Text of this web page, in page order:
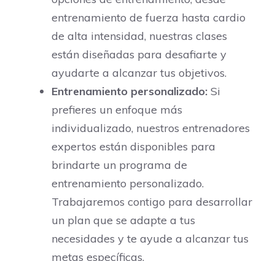
entrenamiento de fuerza hasta cardio
de alta intensidad, nuestras clases
están diseñadas para desafiarte y
ayudarte a alcanzar tus objetivos.
Entrenamiento personalizado: Si
prefieres un enfoque más
individualizado, nuestros entrenadores
expertos están disponibles para
brindarte un programa de
entrenamiento personalizado.
Trabajaremos contigo para desarrollar
un plan que se adapte a tus
necesidades y te ayude a alcanzar tus
metas específicas.